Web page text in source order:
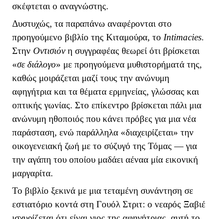
σκέφτεται ο αναγνώστης.
Δυστυχώς, τα παραπάνω αναφέρονται στο
προηγούμενο βιβλίο της Κιταμούρα, το Intimacies.
Στην Οντισιόνη συγγραφέας θεωρεί ότι βρίσκεται
«σε διάλογο» με προηγούμενα μυθιστορήματά της,
καθώς μοιράζεται μαζί τους την ανώνυμη
αφηγήτρια και τα θέματα ερμηνείας, γλώσσας και
οπτικής γωνίας. Στο επίκεντρο βρίσκεται πάλι μια
ανώνυμη ηθοποιός που κάνει πρόβες για μια νέα
παράσταση, ενώ παράλληλα «διαχειρίζεται» την
οικογενειακή ζωή με το σύζυγό της Τόμας — για
την αγάπη του οποίου μαδάει αέναα μία εικονική
μαργαρίτα.
Το βιβλίο ξεκινά με μια τεταμένη συνάντηση σε
εστιατόριο κοντά στη Γουόλ Στριτ: ο νεαρός Ξαβιέ